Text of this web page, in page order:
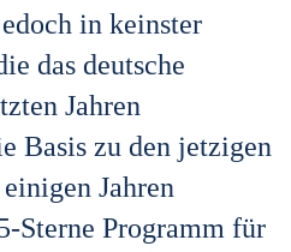
in keinster
das deutsche
Jahren
Basis zu den jetzigen
Jahren
Sterne Programm für